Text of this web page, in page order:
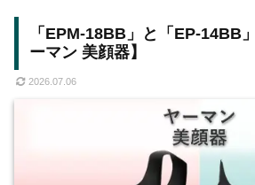
「EPM-18BB」と「EP-14BB
ーマン 美顔器】
2026.07.06